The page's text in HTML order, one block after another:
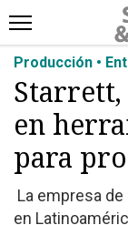
INICIO
NOTICIAS
NOTICIAS
ARTÍCULOS
PROCESO
Producción •
Starrett,
en
para
La empresa
en